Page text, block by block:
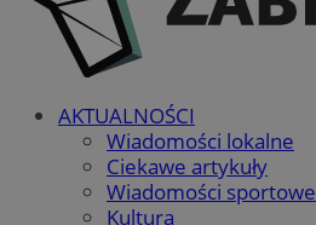
AKTUALNOŚCI
Wiadomości lokalne
Ciekawe artykuły
Wiadomości sportowe
Kultura